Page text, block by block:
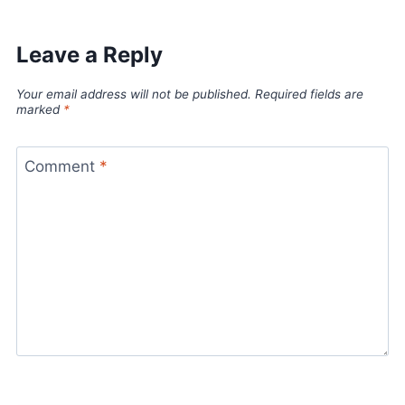
Leave a Reply
Your email address will not be published. Required fields are
marked *
Comment *